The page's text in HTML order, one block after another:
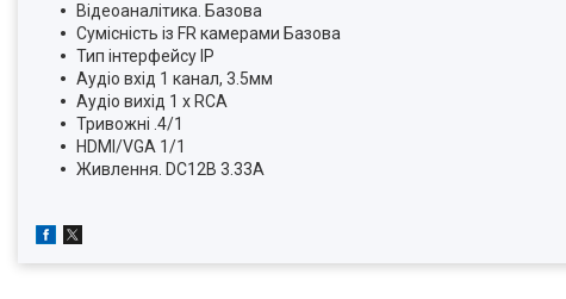
Відеоаналітика. Базова
Сумісність із FR камерами Базова
Тип інтерфейсу IP
Аудіо вхід 1 канал, 3.5мм
Аудіо вихід 1 x RCA
Тривожні .4/1
HDMI/VGA 1/1
Живлення. DC12В 3.33A